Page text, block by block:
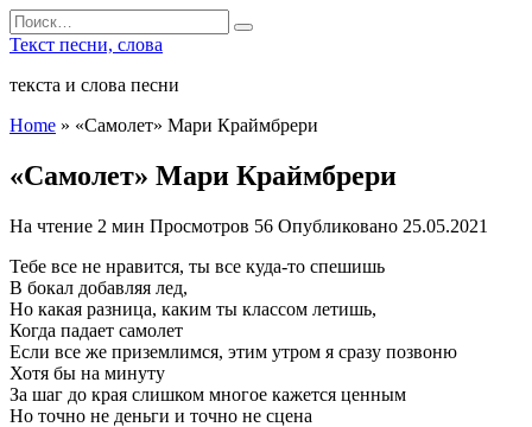
Перейти
к
Search
for:
Текст песни, слова
текста и слова песни
Home » «Самолет» Мари Краймбрери
«Самолет» Мари Краймбрери
На чтение 2 мин Просмотров 56 Опубликовано 25.05.2021
Тебе все не нравится, ты все куда-то спешишь
В бокал добавляя лед,
Но какая разница, каким ты классом летишь,
Когда падает самолет
Если все же приземлимся, этим утром я сразу позвоню
Хотя бы на минуту
За шаг до края слишком многое кажется ценным
Но точно не деньги и точно не сцена